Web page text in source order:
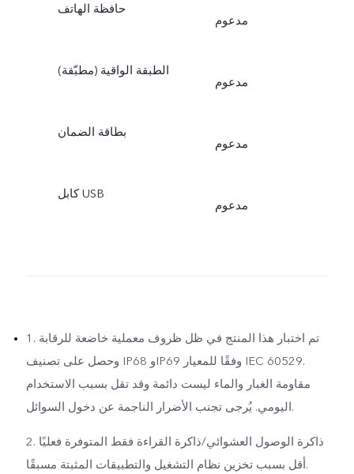
حافظة الهاتف
مدعوم
الطبقة الواقية (مطبّقة)
مدعوم
بطاقة الضمان
مدعوم
كابل USB
مدعوم
1. تم اختبار هذا المنتج في ظل ظروف معملية خاضعة للرقابة
وحصل على تصنيف IP68 وIP69 وفقًا للمعيار IEC 60529.
مقاومة الغبار والماء ليست دائمة وقد تقل بسبب الاستخدام
اليومي. يُرجى تجنب الأضرار الناجمة عن دخول السوائل.
2. ذاكرة الوصول العشوائي/ذاكرة القراءة فقط المتوفرة فعليًا
أقل بسبب تخزين نظام التشغيل والتطبيقات المثبتة مسبقًا.